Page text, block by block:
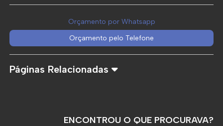
Orçamento por Whatsapp
Orçamento pelo Telefone
Páginas Relacionadas
ENCONTROU O QUE PROCURAVA?